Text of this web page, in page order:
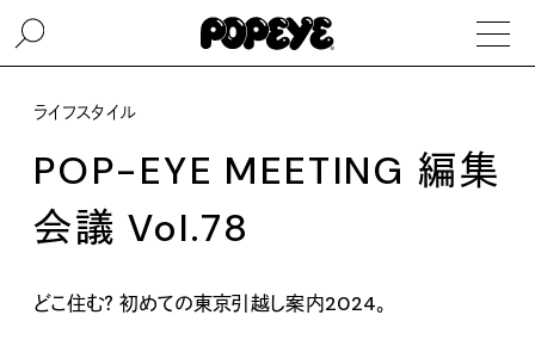
ライフスタイル
POP-EYE MEETING 編集
会議 Vol.78
どこ住む？ 初めての東京引越し案内2024。